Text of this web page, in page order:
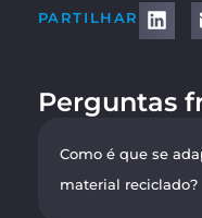
PARTILHAR
Perguntas
Como é que se
material reciclado?